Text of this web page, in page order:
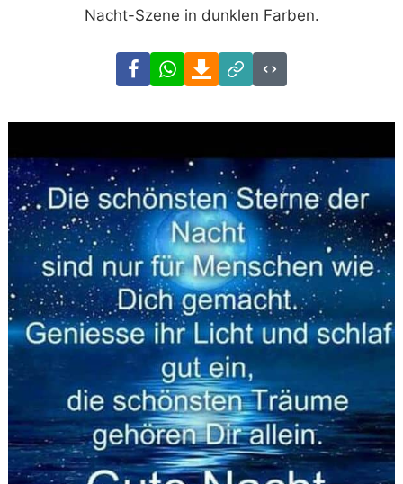
Nacht-Szene in dunklen Farben.
FacebookWhatsAppDownload
Link
Code